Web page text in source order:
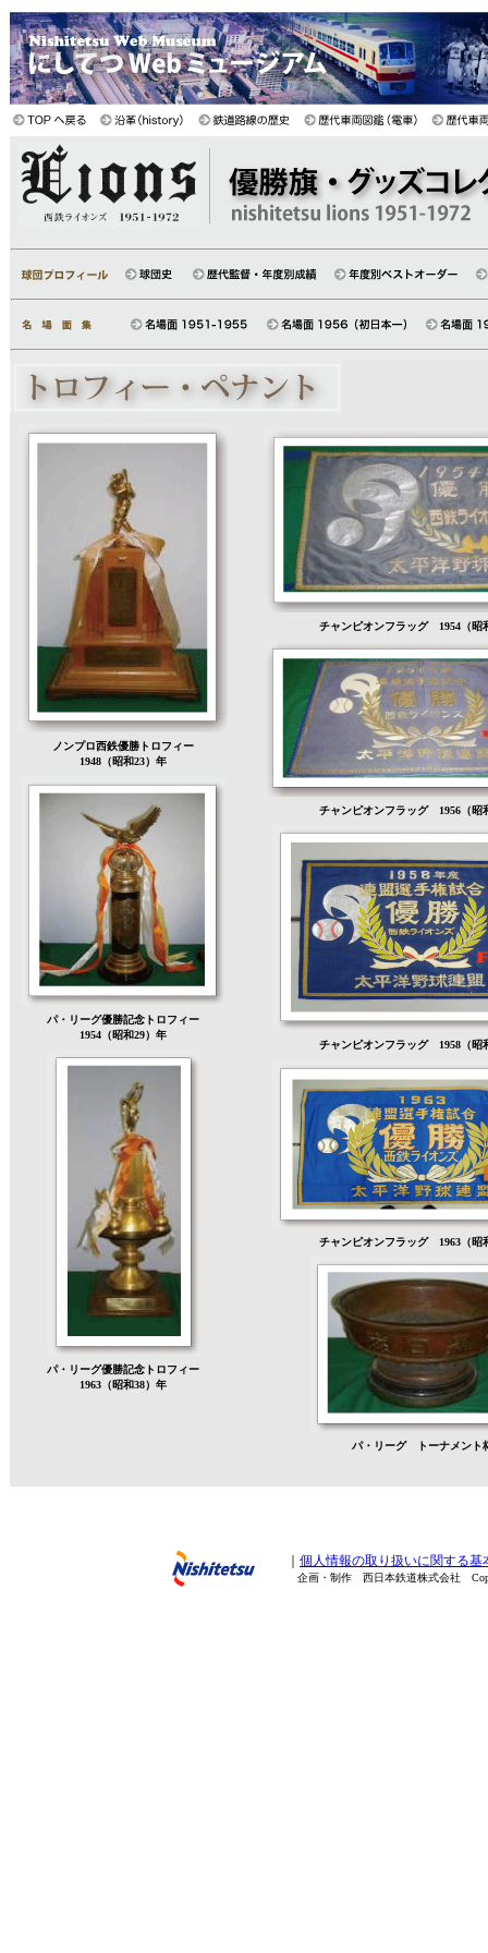
ノンプロ西鉄優勝トロフィー
1948（昭和23）年
パ・リーグ優勝記念トロフィー
1954（昭和29）年
パ・リーグ優勝記念トロフィー
1963（昭和38）年
チャンピオンフラッグ 1954（昭
チャンピオンフラッグ 1956（昭
チャンピオンフラッグ 1958（昭
チャンピオンフラッグ 1963（昭
パ・リーグ トーナメント
個人情報の取り扱いに関する基
企画・制作 西日本鉄道株式会社